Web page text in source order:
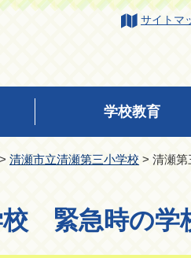
サイトマ
学校教育
> 清瀬市立清瀬第三小学校 > 清瀬
校 緊急時の学